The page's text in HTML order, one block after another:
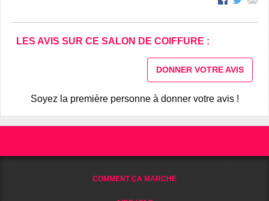
LES AVIS SUR CE SALON DE COIFFURE :
DONNER VOTRE AVIS
Soyez la première personne à donner votre avis !
COMMENT ÇA MARCHE